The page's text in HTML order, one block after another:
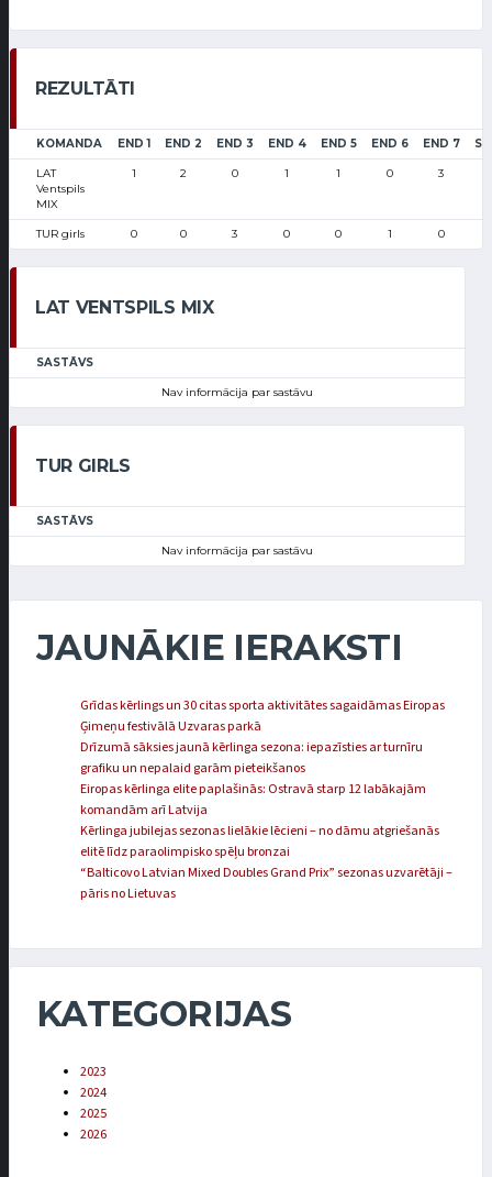
REZULTĀTI
KOMANDA END 1 END 2 END 3 END 4 END 5 END 6 END 7
LAT
Ventspils
MIX
1 2 0 1 1 0 3
TUR girls 0 0 3 0 0 1 0
LAT VENTSPILS MIX
SASTĀVS
Nav informācija par sastāvu
TUR GIRLS
SASTĀVS
Nav informācija par sastāvu
JAUNĀKIE IERAKSTI
Grīdas kērlings un 30 citas sporta aktivitātes sagaidāmas Eiropas
Ģimeņu festivālā Uzvaras parkā
Drīzumā sāksies jaunā kērlinga sezona: iepazīsties ar turnīru
grafiku un nepalaid garām pieteikšanos
Eiropas kērlinga elite paplašinās: Ostravā starp 12 labākajām
komandām arī Latvija
Kērlinga jubilejas sezonas lielākie lēcieni – no dāmu atgriešanās
elitē līdz paraolimpisko spēļu bronzai
“Balticovo Latvian Mixed Doubles Grand Prix” sezonas uzvarētāji –
pāris no Lietuvas
KATEGORIJAS
2023
2024
2025
2026